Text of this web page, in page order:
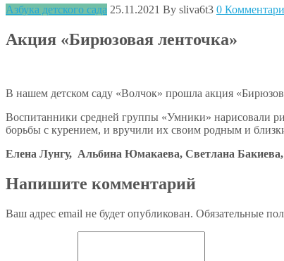
Азбука детского сада 25.11.2021 By sliva6t3 0
Акция «Бирюзовая ленточка»
В нашем детском саду «Волчок» прошла акция
Воспитанники средней группы «Умники» нарисовали
борьбы с курением, и вручили их своим родным и
Елена Лунгу, Альбина Юмакаева, Светлана
Напишите комментарий
Ваш адрес email не будет опубликован. Обязательные